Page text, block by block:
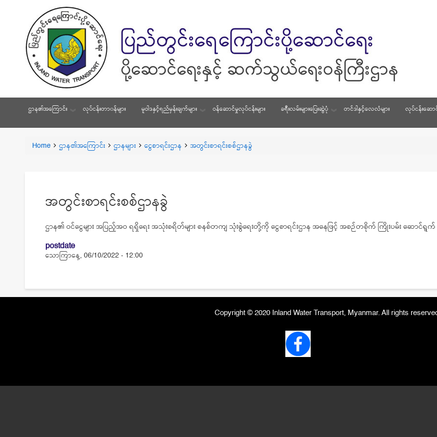
ဌာန၏အကြောင်း လုပ်ငန်းတာ၀န်များ မူဝါဒနှင့်ရည်မှန်းချက်များ ဝန်ဆောင်မှုလုပ်ငန်းများ ခရီးလမ်းများပြေးဆွဲပုံ တင်ဒါနှင့်လေလံများ လုပ်ငန်းဆေ
Breadcrumbs
You
Home ဌာန၏အကြောင်း ဌာနများ ငွေစာရင်းဌာန အတွင်းစာရင်းစစ်ဌာနခွဲ
အတွင်းစာရင်းစစ်ဌာနခွဲ
ဌာန၏ ဝင်ငွေများ အပြည့်အဝ ရရှိရေး အသုံးစရိတ်များ စနစ်တကျ သုံးစွဲရေးတို့ကို ငွေစာရင်းဌာန အနေဖြင့် အစဉ်တစိုက် ကြိုးပမ်း ဆောင်ရွ
postdate
သောကြာနေ့, 06/10/2022 - 12:00
Copyright © 2020 Inland Water Transport, Myanmar. All rights